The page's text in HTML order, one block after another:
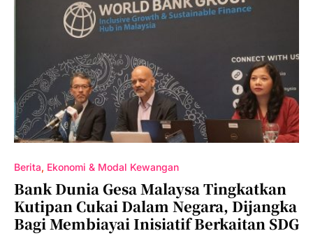
Berita Ekonomi & Modal Kewangan
Bank Dunia Gesa Malaysa Tingkatkan
Kutipan Cukai Dalam Negara, Dijangka
Bagi Membiayai Inisiatif Berkaitan SDG